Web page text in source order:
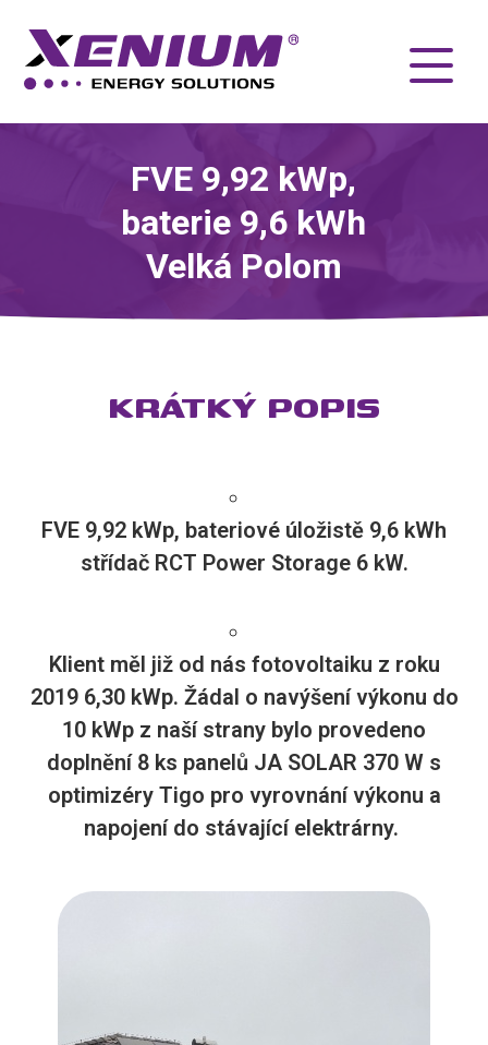
FVE 9,92 kWp,
baterie 9,6 kWh
Velká Polom
KRÁTKÝ POPIS
FVE 9,92 kWp, bateriové úložistě 9,6 kWh
střídač RCT Power Storage 6 kW.
Klient měl již od nás fotovoltaiku z roku
2019 6,30 kWp. Žádal o navýšení výkonu do
10 kWp z naší strany bylo provedeno
doplnění 8 ks panelů JA SOLAR 370 W s
optimizéry Tigo pro vyrovnání výkonu a
napojení do stávající elektrárny.